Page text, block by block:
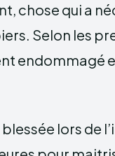
chose qui a
Selon les
endommagé
lors de